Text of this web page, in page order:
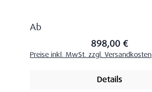
Regulärer Preis:
Ab
898,00 €
Preise inkl. MwSt. zzgl. Versandkosten
Details